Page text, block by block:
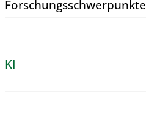
Forschungs­schwerpunkte
KI